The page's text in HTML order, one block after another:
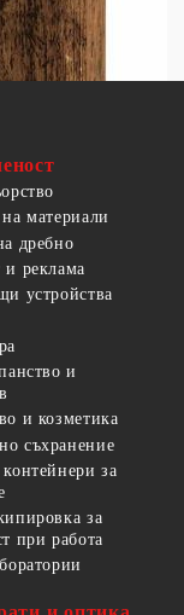
материали
дребно
реклама
устройства
и
и козметика
съхранение
за
за
при работа